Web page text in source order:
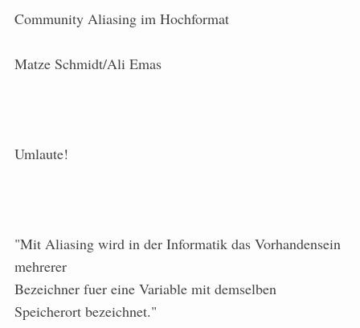
Community Aliasing im Hochformat
Matze Schmidt/Ali Emas
Umlaute!
"Mit Aliasing wird in der Informatik das Vorhandensein
mehrerer
Bezeichner fuer eine Variable mit demselben
Speicherort bezeichnet."